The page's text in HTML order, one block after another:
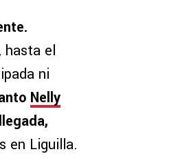
hasta el
ni
Nelly
en Liguilla.